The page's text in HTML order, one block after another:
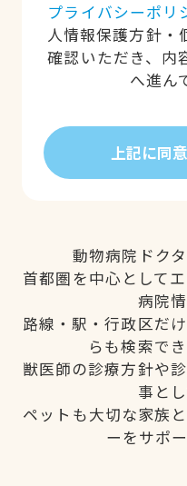
プライバシーポリ
人情報保護方針・
確認いただき、内
へ進ん
上記に同
動物病院ドク
首都圏を中心として
病院
路線・駅・行政区だ
らも検索で
獣医師の診療方針や
事と
ペットも大切な家族
ーをサポ